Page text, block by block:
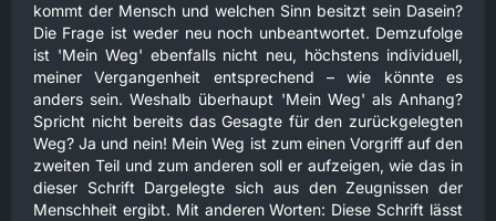
kommt der Mensch und welchen Sinn besitzt sein Dasein?
Die Frage ist weder neu noch unbeantwortet. Demzufolge
ist 'Mein Weg' ebenfalls nicht neu, höchstens individuell,
meiner Vergangenheit entsprechend – wie könnte es
anders sein. Weshalb überhaupt 'Mein Weg' als Anhang?
Spricht nicht bereits das Gesagte für den zurückgelegten
Weg? Ja und nein! Mein Weg ist zum einen Vorgriff auf den
zweiten Teil und zum anderen soll er aufzeigen, wie das in
dieser Schrift Dargelegte sich aus den Zeugnissen der
Menschheit ergibt. Mit anderen Worten: Diese Schrift lässt